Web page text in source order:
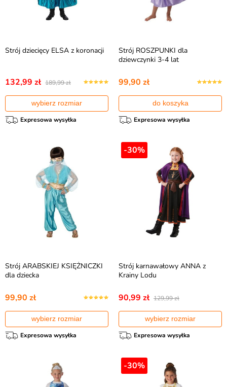
Strój dziecięcy ELSA z koronacji
132,99 zł 189,99 zł
wybierz rozmiar
Expresowa wysyłka
Strój ROSZPUNKI dla
dziewczynki 3-4 lat
99,90 zł
do koszyka
Expresowa wysyłka
Strój ARABSKIEJ KSIĘŻNICZKI
dla dziecka
99,90 zł
wybierz rozmiar
Expresowa wysyłka
-30%
Strój karnawałowy ANNA z
Krainy Lodu
90,99 zł 129,99 zł
wybierz rozmiar
Expresowa wysyłka
-30%